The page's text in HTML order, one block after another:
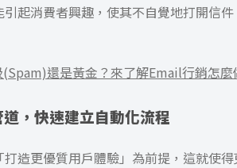
引起消費者興趣，使其不自覺地打開信
(Spam)還是黃金？來了解Email行銷怎麼
，快速建立自動化流程
「打造更優質用戶體驗」為前提，這就使